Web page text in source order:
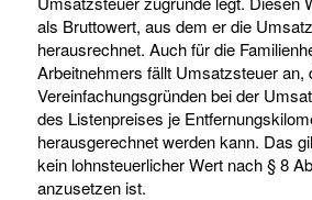
als Bruttowert, aus dem er die
herausrechnet. Auch für die
Arbeitnehmers fällt Umsatzsteuer an,
Vereinfachungsgründen bei der
des Listenpreises je
herausgerechnet werden kann. Das
kein lohnsteuerlicher Wert nach § 8
anzusetzen ist.